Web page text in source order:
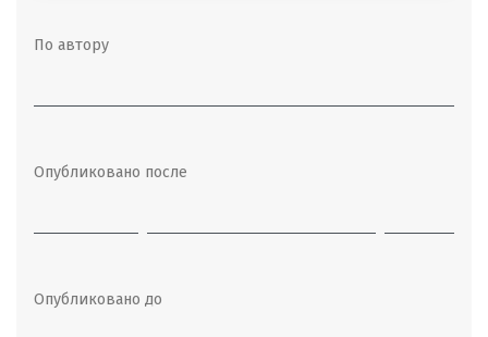
По автору
Опубликовано после
Опубликовано до